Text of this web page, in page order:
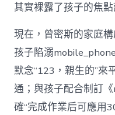
其實裸露了孩子的焦
現在，曾密斯的家庭
孩子陷溺
默念“123，親生的”來
通；與孩子配合制訂
確“完成作業后可應用